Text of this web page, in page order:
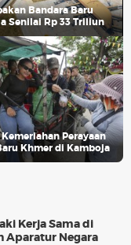
Bandara Baru
Senilai Rp 33 Triliun
Perayaan
Khmer di Kamboja
Kerja Sama di
Aparatur Negara